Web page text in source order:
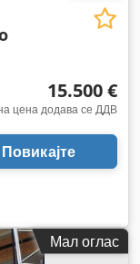
15.500 €
цена додава се ДДВ
Повикајте
Мал оглас